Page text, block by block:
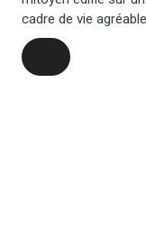
cadre de vie
habitable d’environ
proche de 100 m²),
Rez-de-chaussée :